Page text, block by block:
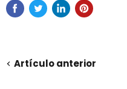
Artículo anterior